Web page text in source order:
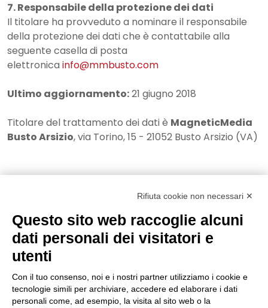
7. Responsabile della protezione dei dati
Il titolare ha provveduto a nominare il responsabile
della protezione dei dati che è contattabile alla
seguente casella di posta
elettronica info@mmbusto.com
Ultimo aggiornamento:21 giugno 2018
Titolare del trattamento dei dati è MagneticMedia
Busto Arsizio, via Torino, 15 - 21052 Busto Arsizio (VA)
P.IVA 02330030129 | CAPITALE I.V. €100.000
Copyright © 2025 | Magnetic Media Busto Arsizio srl - 21052 Busto
Arsizio (VA) via Torino, 15 | Email.info@mmbusto.com| Tel.0331
Rifiuta cookie non necessari ✕
Questo sito web raccoglie alcuni
dati personali dei visitatori e
utenti
Con il tuo consenso, noi e i nostri partner utilizziamo i cookie e
tecnologie simili per archiviare, accedere ed elaborare i dati
personali come, ad esempio, la visita al sito web o la